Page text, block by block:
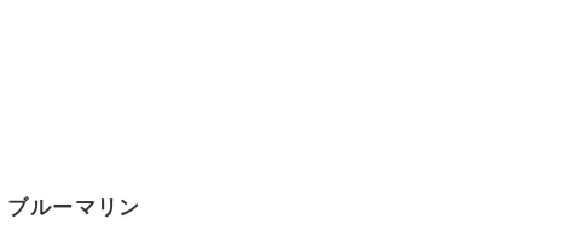
ブルーマリン